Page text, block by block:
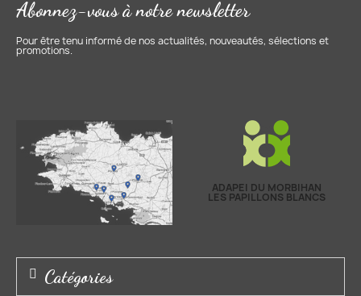
Abonnez-vous à notre newsletter
Pour être tenu informé de nos actualités, nouveautés, sélections et
promotions.
ADAPEI DU MORBIHAN
LES PAPILLONS BLANCS
Catégories